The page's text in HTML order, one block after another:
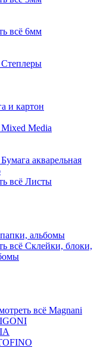
всё 6мм
Степлеры
и картон
Media
акварельная
всё Листы
альбомы
всё Склейки, блоки,
всё Magnani